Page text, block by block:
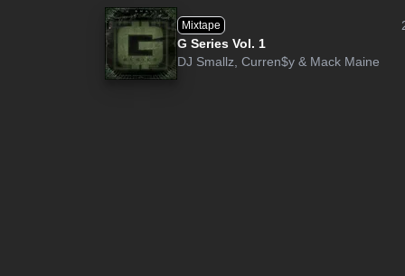
Mixtape
G Series Vol. 1
DJ Smallz, Curren$y & Mack Maine